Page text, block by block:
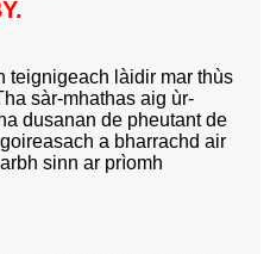
teignigeach làidir mar thùs
sàr-mhathas aig ùr-
dusanan de pheutant de
a bharrachd air
sinn ar prìomh